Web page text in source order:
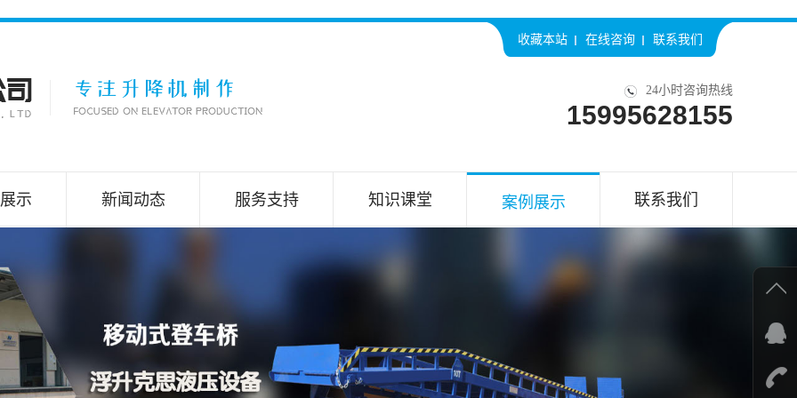
收藏本站 在线咨询 联系我们
24小时咨询热线
15995628155
示 新闻动态 服务支持 知识课堂 案例展示 联系我们